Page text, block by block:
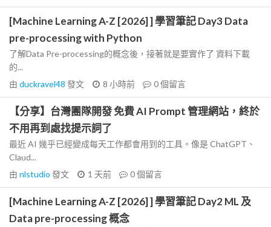
[Machine Learning A-Z [2026] ] 學習筆記 Day3 Data
pre-processing with Python
了解Data Pre-processing的概念後，接著就是要實作了 資料下載
的...
由 duckravel48 發文 8 小時前 0個留言
【分享】台灣團隊開發 免費 AI Prompt 管理網站，終於
不用再到處找提示詞了
最近 AI 幾乎已經變成每天工作都會用到的工具。像是 ChatGPT、
Claud...
由 nlstudio 發文 1 天前 0個留言
[Machine Learning A-Z [2026] ] 學習筆記 Day2 ML 及
Data pre-processing 概念